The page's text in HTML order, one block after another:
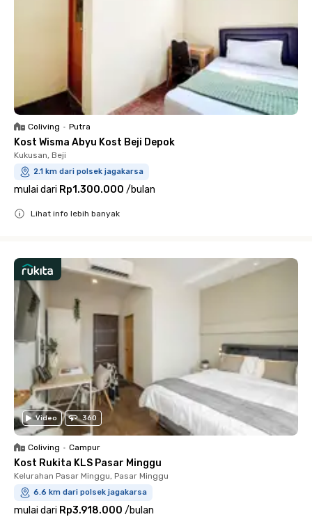
Coliving • Putra
Kost Wisma Abyu Kost Beji Depok
Kukusan, Beji
2.1 km dari polsek jagakarsa
mulai dari Rp1.300.000 /bulan
Lihat info lebih banyak
Video 360
Coliving • Campur
Kost Rukita KLS Pasar Minggu
Kelurahan Pasar Minggu, Pasar Minggu
6.6 km dari polsek jagakarsa
mulai dari Rp3.918.000 /bulan